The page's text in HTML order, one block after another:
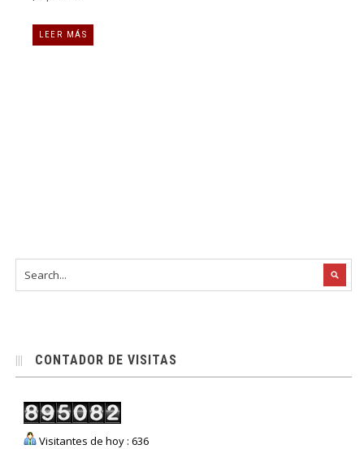
LEER MÁS
CONTADOR DE VISITAS
Visitantes de hoy : 636